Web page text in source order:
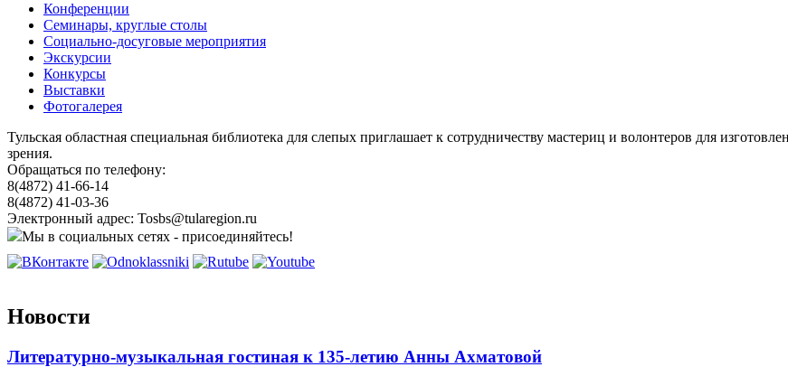
Конференции
Семинары, круглые столы
Социально-досуговые мероприятия
Экскурсии
Конкурсы
Выставки
Фотогалерея
Тульская областная специальная библиотека для слепых приглашает к сотрудничеству мастериц и волонтеров для
зрения.
Обращаться по телефону:
8(4872) 41-66-14
8(4872) 41-03-36
Электронный адрес: Tosbs@tularegion.ru
Мы в социальных сетях - присоединяйтесь!
Новости
Литературно-музыкальная гостиная к 135-летию Анны Ахматовой